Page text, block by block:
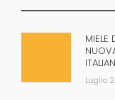
MIELE
Luglio